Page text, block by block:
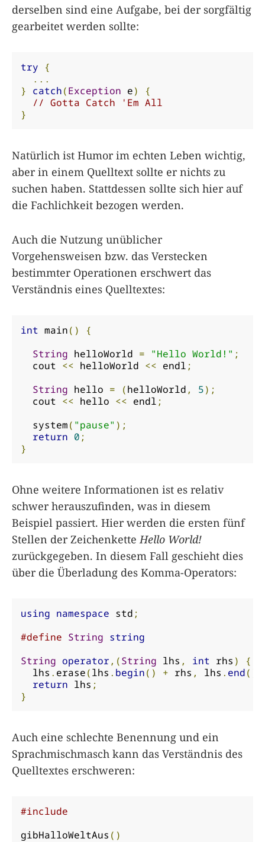
derselben sind eine Aufgabe, bei der sorgfältig
gearbeitet werden sollte:
try {
...
} catch(Exception e)
{
// Gotta Catch 'Em All
}
Natürlich ist Humor im echten Leben wichtig,
aber in einem Quelltext sollte er nichts zu
suchen haben. Stattdessen sollte sich hier auf
die Fachlichkeit bezogen werden.
Auch die Nutzung unüblicher
Vorgehensweisen bzw. das Verstecken
bestimmter Operationen erschwert das
Verständnis eines Quelltextes:
int main()
{
String helloWorld = "Hello World!" ;
  cout
<< helloWorld << endl ;
String hello = (helloWorld , 5);
  cout
<< hello << endl ;
  system
( "pause" );
return 0 ;
}
Ohne weitere Informationen ist es relativ
schwer herauszufinden, was in diesem
Beispiel passiert. Hier werden die ersten fünf
Stellen der ZeichenketteHello World!
zurückgegeben. In diesem Fall geschieht dies
über die Überladung des Komma-Operators:
using namespace std ;
#define String string
String operator ,(String lhs , int rhs )
{
  lhs
. erase(lhs . begin() + rhs , lhs . end
return lhs ;
}
Auch eine schlechte Benennung und ein
Sprachmischmasch kann das Verständnis des
Quelltextes erschweren:
#include
gibHalloWeltAus ()